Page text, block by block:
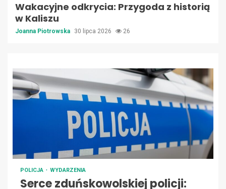
Wakacyjne odkrycia: Przygoda z historią
w Kaliszu
Joanna Piotrowska 30 lipca 2026 26
POLICJA WYDARZENIA
Serce zduńskowolskiej policji: